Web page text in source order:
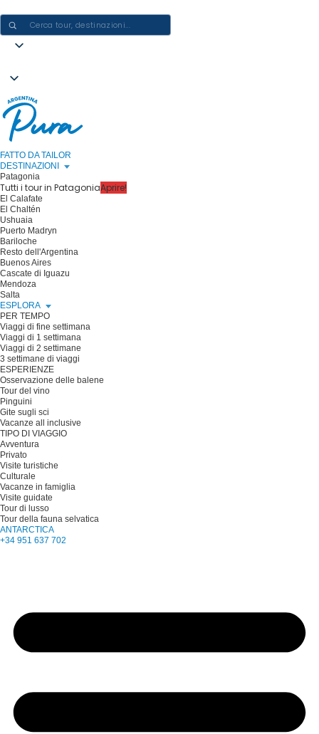
FATTO DA TAILOR
DESTINAZIONI
Patagonia
Tutti i tour in PatagoniaAprire!
El Calafate
El Chaltén
Ushuaia
Puerto Madryn
Bariloche
Resto dell'Argentina
Buenos Aires
Cascate di Iguazu
Mendoza
Salta
ESPLORA
PER TEMPO
Viaggi di fine settimana
Viaggi di 1 settimana
Viaggi di 2 settimane
3 settimane di viaggi
ESPERIENZE
Osservazione delle balene
Tour del vino
Pinguini
Gite sugli sci
Vacanze all inclusive
TIPO DI VIAGGIO
Avventura
Privato
Visite turistiche
Culturale
Vacanze in famiglia
Visite guidate
Tour di lusso
Tour della fauna selvatica
ANTARCTICA
+34 951 637 702